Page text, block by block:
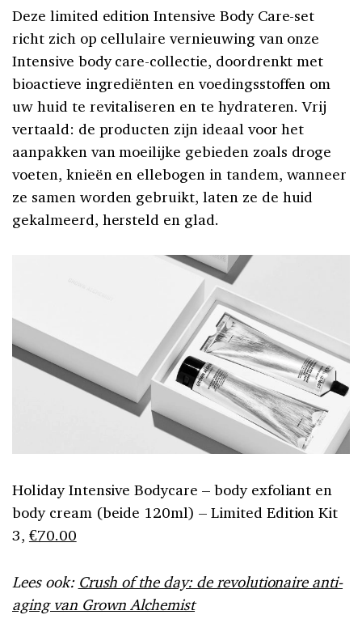
Deze limited edition Intensive Body Care-set
richt zich op cellulaire vernieuwing van onze
Intensive body care-collectie, doordrenkt met
bioactieve ingrediënten en voedingsstoffen om
uw huid te revitaliseren en te hydrateren. Vrij
vertaald: de producten zijn ideaal voor het
aanpakken van moeilijke gebieden zoals droge
voeten, knieën en ellebogen in tandem, wanneer
ze samen worden gebruikt, laten ze de huid
gekalmeerd, hersteld en glad.
Holiday Intensive Bodycare – body exfoliant en
body cream (beide 120ml) – Limited Edition Kit
3, €70.00
Lees ook: Crush of the day: de revolutionaire anti-
aging van Grown Alchemist